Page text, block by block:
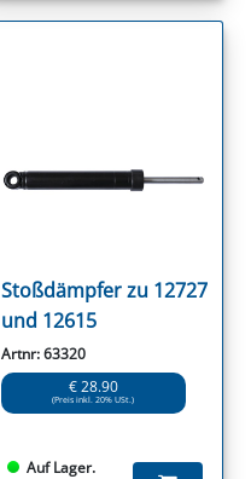
Stoßdämpfer zu 12727
und 12615
Artnr: 63320
€ 28.90
(Preis inkl. 20% USt.)
Auf Lager.